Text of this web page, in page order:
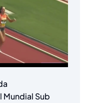
Sub